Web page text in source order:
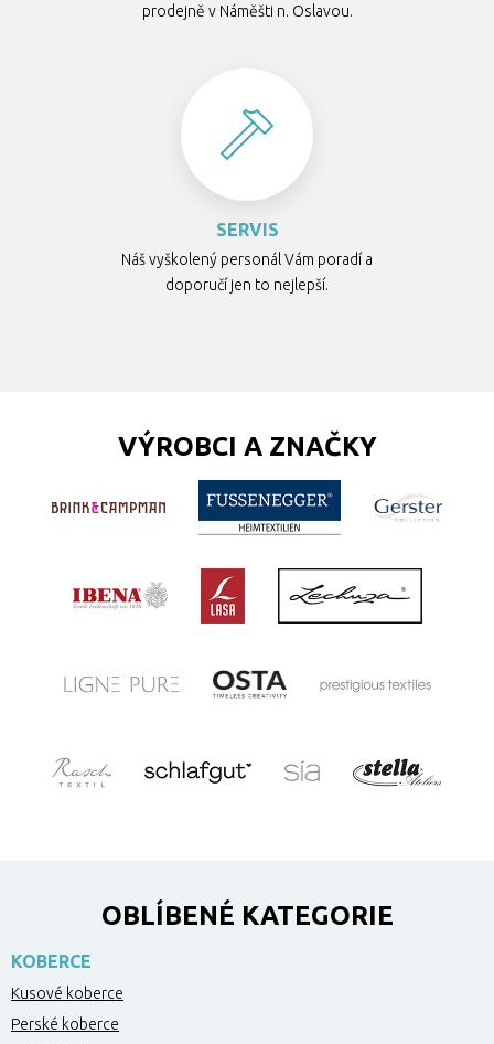
prodejně v Náměšti n. Oslavou.
SERVIS
Náš vyškolený personál Vám poradí a
doporučí jen to nejlepší.
VÝROBCI A ZNAČKY
OBLÍBENÉ KATEGORIE
KOBERCE
Kusové koberce
Perské koberce